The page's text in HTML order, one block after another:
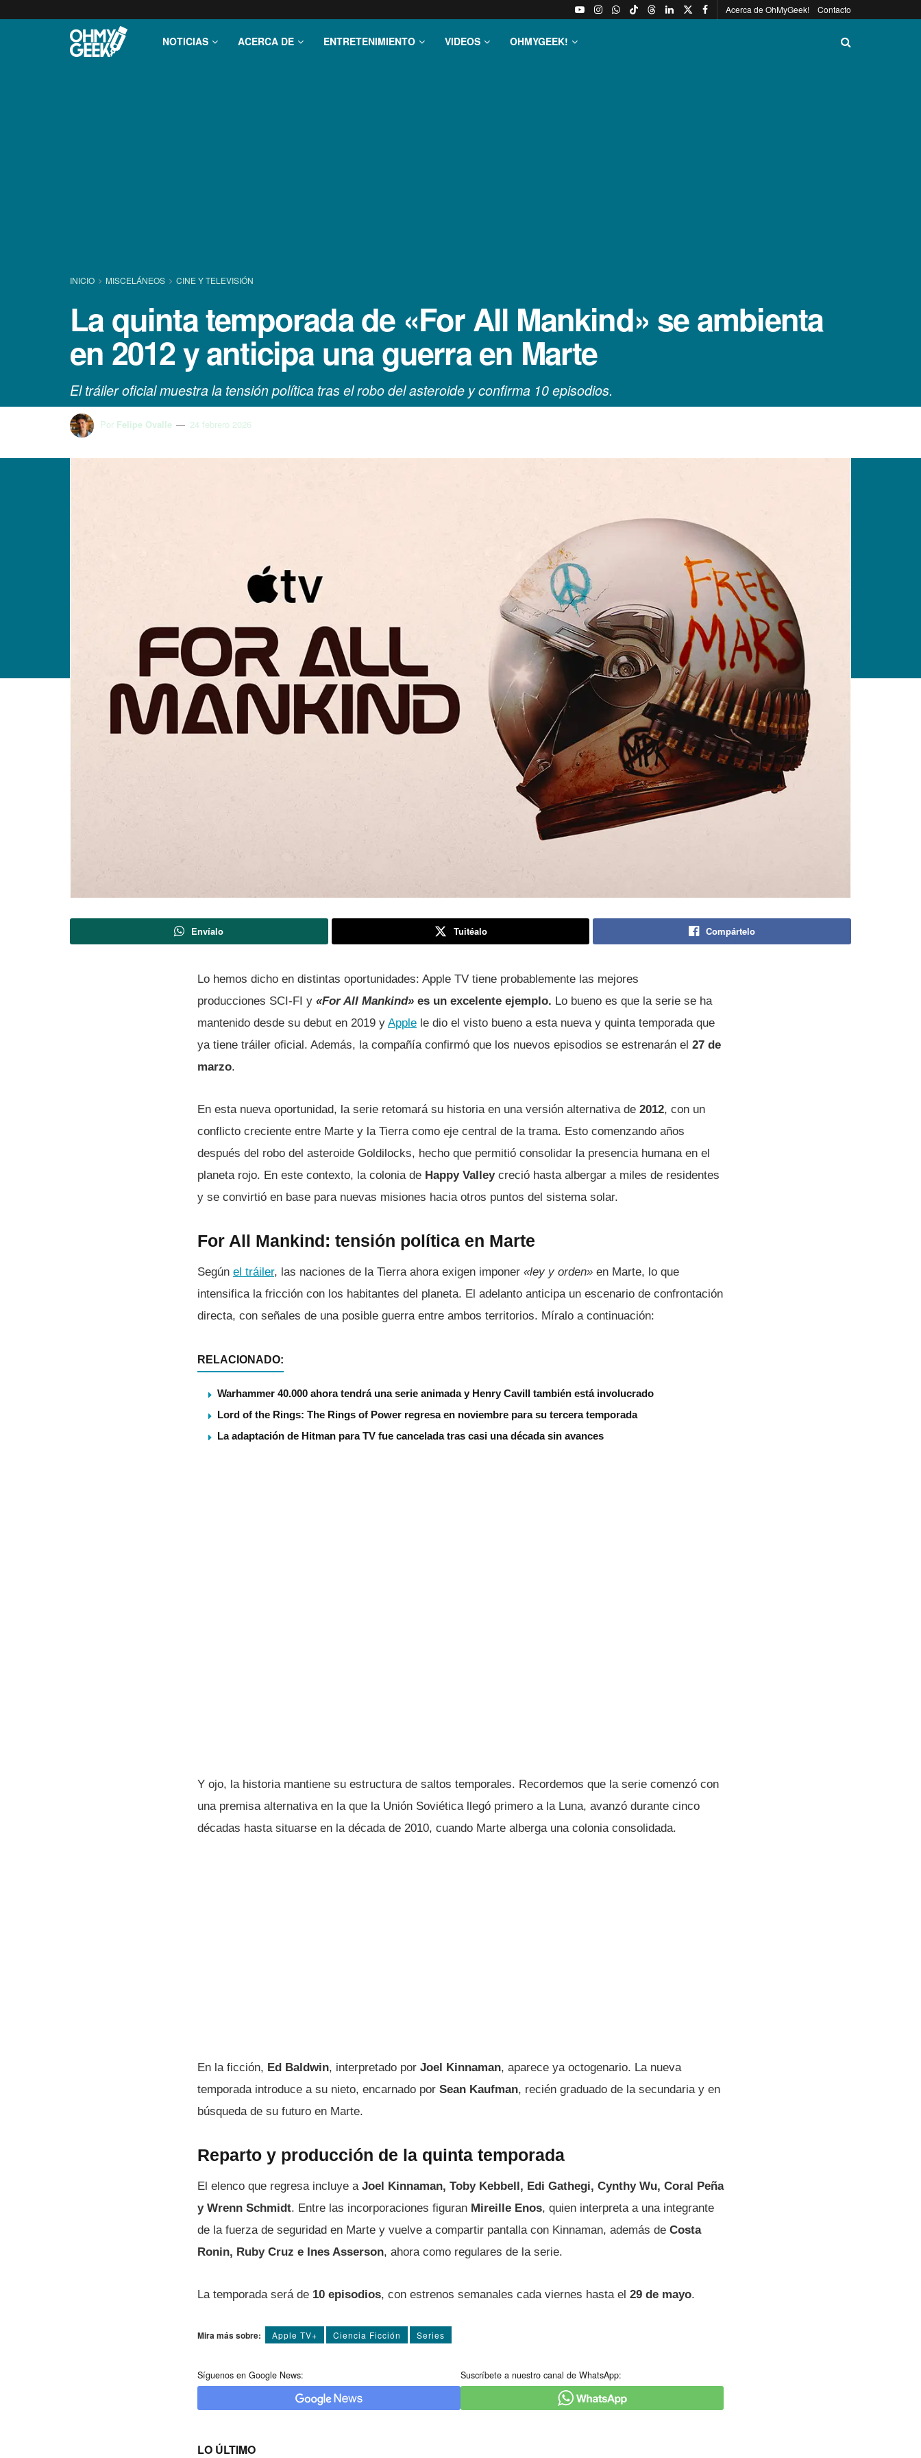
Acerca de OhMyGeek! Contacto
NOTICIAS ACERCA DE ENTRETENIMIENTO VIDEOS OHMYGEEK!
INICIO MISCELÁNEOS CINE Y TELEVISIÓN
La quinta temporada de «For All Mankind» se ambienta
en 2012 y anticipa una guerra en Marte
El tráiler oficial muestra la tensión política tras el robo del asteroide y confirma 10 episodios.
Por Felipe Ovalle 24 febrero 2026
Envíalo Tuitéalo Compártelo
Lo hemos dicho en distintas oportunidades: Apple TV tiene probablemente las mejores
producciones SCI-FI y «For All Mankind» es un excelente ejemplo. Lo bueno es que la serie se ha
mantenido desde su debut en 2019 y Apple le dio el visto bueno a esta nueva y quinta temporada que
ya tiene tráiler oficial. Además, la compañía confirmó que los nuevos episodios se estrenarán el 27 de
marzo.
En esta nueva oportunidad, la serie retomará su historia en una versión alternativa de 2012, con un
conflicto creciente entre Marte y la Tierra como eje central de la trama. Esto comenzando años
después del robo del asteroide Goldilocks, hecho que permitió consolidar la presencia humana en el
planeta rojo. En este contexto, la colonia de Happy Valleycreció hasta albergar a miles de residentes
y se convirtió en base para nuevas misiones hacia otros puntos del sistema solar.
For All Mankind: tensión política en Marte
Según el tráiler, las naciones de la Tierra ahora exigen imponer «ley y orden» en Marte, lo que
intensifica la fricción con los habitantes del planeta. El adelanto anticipa un escenario de confrontación
directa, con señales de una posible guerra entre ambos territorios. Míralo a continuación:
RELACIONADO:
Warhammer 40.000 ahora tendrá una serie animada y Henry Cavill también está involucrado
Lord of the Rings: The Rings of Power regresa en noviembre para su tercera temporada
La adaptación de Hitman para TV fue cancelada tras casi una década sin avances
Y ojo, la historia mantiene su estructura de saltos temporales. Recordemos que la serie comenzó con
una premisa alternativa en la que la Unión Soviética llegó primero a la Luna, avanzó durante cinco
décadas hasta situarse en la década de 2010, cuando Marte alberga una colonia consolidada.
En la ficción, Ed Baldwin, interpretado por Joel Kinnaman, aparece ya octogenario. La nueva
temporada introduce a su nieto, encarnado por Sean Kaufman, recién graduado de la secundaria y en
búsqueda de su futuro en Marte.
Reparto y producción de la quinta temporada
El elenco que regresa incluye a Joel Kinnaman, Toby Kebbell, Edi Gathegi, Cynthy Wu, Coral Peña
y Wrenn Schmidt. Entre las incorporaciones figuran Mireille Enos, quien interpreta a una integrante
de la fuerza de seguridad en Marte y vuelve a compartir pantalla con Kinnaman, además de Costa
Ronin, Ruby Cruz e Ines Asserson, ahora como regulares de la serie.
La temporada será de 10 episodios, con estrenos semanales cada viernes hasta el 29 de mayo.
Mira más sobre: Apple TV+ Ciencia Ficción Series
Síguenos en Google News: Suscríbete a nuestro canal de WhatsApp:
LO ÚLTIMO